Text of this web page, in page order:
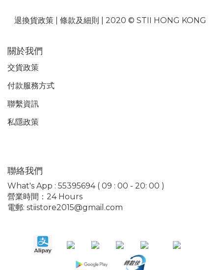
退換貨政策| 條款及細則 | 2020 © STII HONG KONG
關於我們
交貨政策
付款服務方式
聯繫資訊
私隱政策
聯絡我們
What's App : 55395694 ( 09 : 00 - 20: 00 )
營業時間：24 Hours
電郵: stiistore2015@gmail.com